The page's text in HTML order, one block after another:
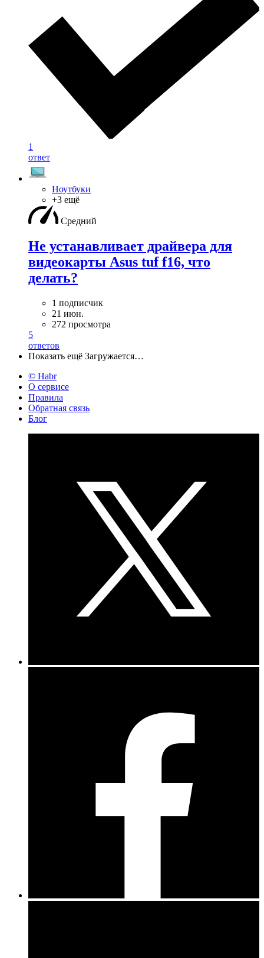
1
ответ
Ноутбуки
+3 ещё
Средний
Не устанавливает драйвера для
видеокарты Asus tuf f16, что
делать?
1 подписчик
21 июн.
272 просмотра
5
ответов
Показать ещё Загружается…
© Habr
О сервисе
Правила
Обратная связь
Блог